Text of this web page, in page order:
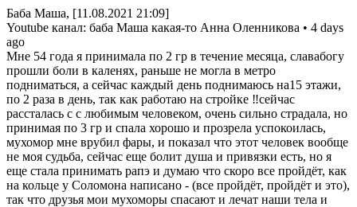
Баба Маша, [11.08.2021 21:09]
Youtube канал: баба Маша какая-то Анна Оленникова • 4 days
ago
Мне 54 года я принимала по 2 гр в течение месяца, славабогу
прошли боли в каленях, раньше не могла в метро
подниматься, а сейчас каждый день поднимаюсь на15 этажи,
по 2 раза в день, так как работаю на стройке ‼️сейчас
рассталась с с любимым человеком, очень сильно страдала, но
принимая по 3 гр и спала хорошо и прозрела успокоилась,
мухомор мне врубил фары, и показал что этот человек вообще
не моя судьба, сейчас еще болит душа и привязки есть, но я
еще стала принимать рапэ и думаю что скоро все пройдёт, как
на кольце у Соломона написано - (все пройдёт, пройдёт и это),
так что друзья мои мухоморы спасают и лечат наши тела и